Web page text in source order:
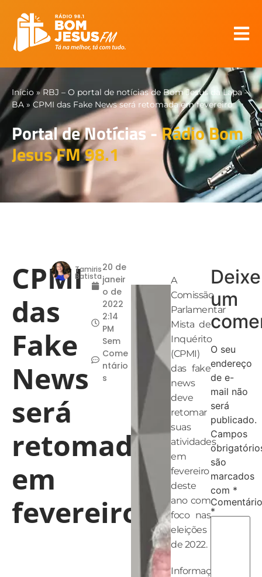
Início »RBJ – O portal de notícias de Bom Jesus da Lapa –
BA » CPMI das Fake News será retomada em fevereiro
Portal de Notícias -Rádio Bom
Jesus FM 98.1
CPMI
das
Fake
News
será
retomada
em
fevereiro
Tamiris
Batista
20 de
janeir
o de
2022
2:14
PM
Sem
Come
ntário
s
A
Comissão
Parlamentar
Mista de
Inquérito
(CPMI)
das fake
news
deve
retomar
suas
atividades
em
fevereiro
deste
ano com
foco nas
eleições
de 2022.
Informações
Deixe
um
O seu
endereço
de e-
mail não
será
publicado.
Campos
são
marcados
com *
Comentário
*